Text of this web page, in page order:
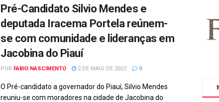
Pré-Candidato Silvio Mendes e
deputada Iracema Portela reúnem-
se com comunidade e lideranças em
Jacobina do Piauí
POR FABIO NASCIMENTO 2 DE MAIO DE 2022 0
O Pré-candidato a governador do Piauí, Silvio Mendes
reuniu-se com moradores na cidade de Jacobina do